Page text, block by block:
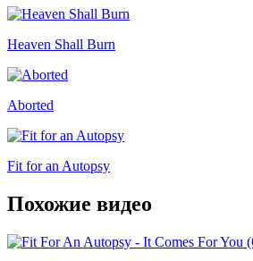
Heaven Shall Burn
Aborted
Fit for an Autopsy
Похожие видео